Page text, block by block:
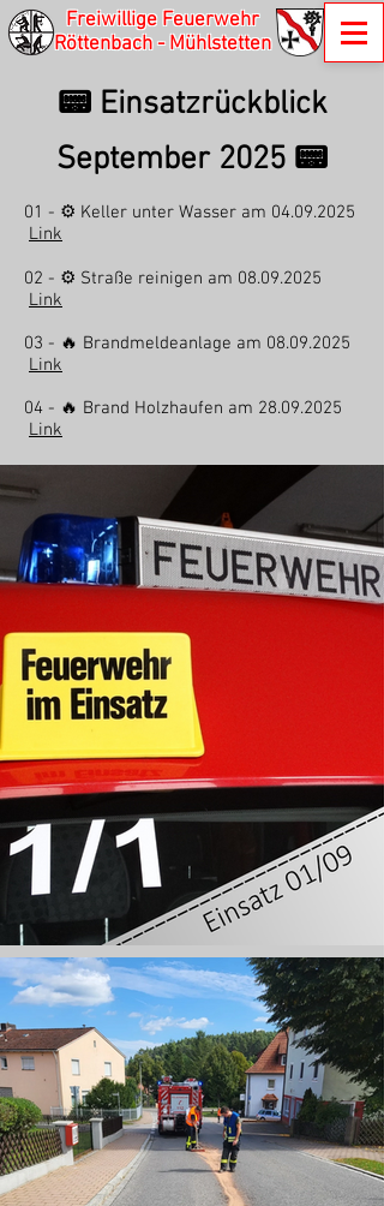
Freiwillige Feuerwehr
Röttenbach - Mühlstetten
📟 Einsatzrückblick
September 2025 📟
01 - ⚙ Keller unter Wasser am 04.09.2025
Link
02 - ⚙ Straße reinigen am 08.09.2025
Link
03 - 🔥 Brandmeldeanlage am 08.09.2025
Link
04 - 🔥 Brand Holzhaufen am 28.09.2025
Link